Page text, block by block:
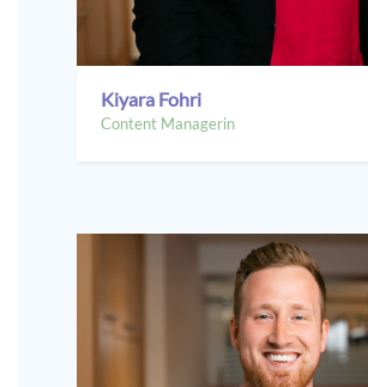
Kiyara Fohri
Content Managerin